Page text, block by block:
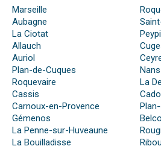
Marseille
Aubagne
La Ciotat
Allauch
Auriol
Plan-de-Cuques
Roquevaire
Cassis
Carnoux-en-Provence
Gémenos
La Penne-sur-Huveaune
La Bouilladisse
La